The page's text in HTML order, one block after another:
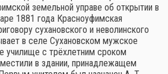
земельной управе об открытии в
1881 года Красноуфимская
сухановского и неволинского
в селе Сухановском мужское
училище с трёхлетним сроком
в здании, принадлежащем